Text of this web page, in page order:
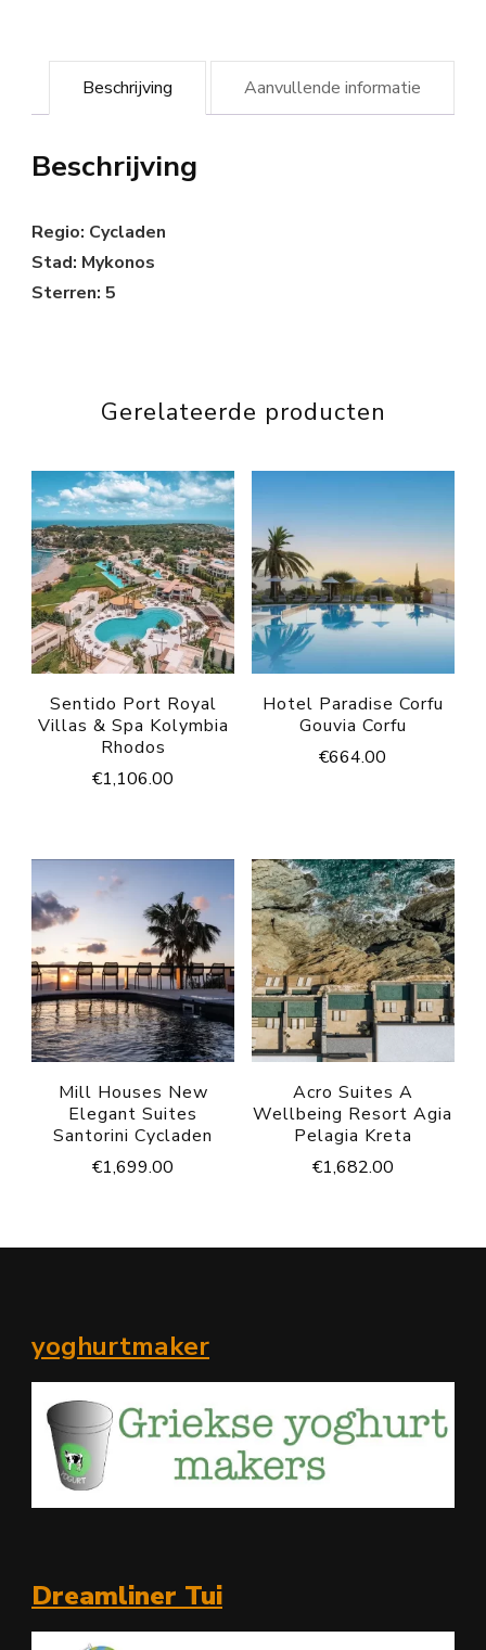
Beschrijving Aanvullende informatie
Beschrijving
Regio: Cycladen
Stad: Mykonos
Sterren: 5
Gerelateerde producten
Sentido Port Royal
Villas & Spa Kolymbia
Rhodos
€1,106.00
Hotel Paradise Corfu
Gouvia Corfu
€664.00
Mill Houses New
Elegant Suites
Santorini Cycladen
€1,699.00
Acro Suites A
Wellbeing Resort Agia
Pelagia Kreta
€1,682.00
yoghurtmaker
Dreamliner Tui